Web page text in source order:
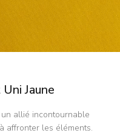
Jaune
allié incontournable
affronter les éléments.